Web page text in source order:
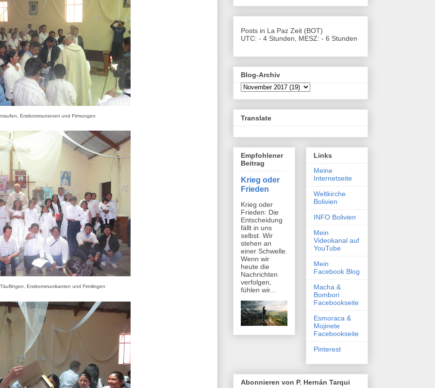
Erstkommunionen und Firmungen
Erstkommunikanten und Firmlingen
Posts in La Paz Zeit (BOT)
UTC: - 4 Stunden, MESZ: - 6 Stunden
Blog-Archiv
Translate
Empfohlener
Beitrag
Krieg oder
Frieden
Krieg oder
Frieden: Die
Entscheidung
fällt in uns
selbst. Wir
stehen an
einer Schwelle.
Wenn wir
heute die
Nachrichten
verfolgen,
fühlen wir...
Links
Meine
Internetseite
Weltkirche
Bolivien
INFO Bolivien
Mein
Videokanal auf
YouTube
Mein
Facebook Blog
Macha &
Bombori
Facebookseite
Esmoraca &
Mojinete
Facebookseite
Pinterest
Abonnieren von P. Hernán Tarqui